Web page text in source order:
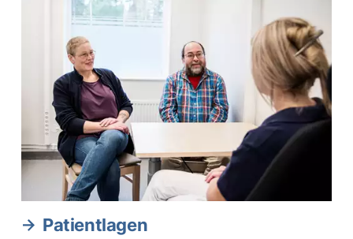
Patientlagen